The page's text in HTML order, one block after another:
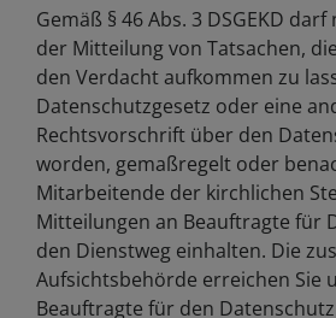
Gemäß § 46 Abs. 3 DSGEKD
der Mitteilung von Tatsachen,
den Verdacht aufkommen zu
Datenschutzgesetz oder eine
Rechtsvorschrift über den
worden, gemaßregelt oder
Mitarbeitende der kirchlichen
Mitteilungen an Beauftragte für
den Dienstweg einhalten. Die
Aufsichtsbehörde erreichen Sie
Beauftragte für den Datenschutz